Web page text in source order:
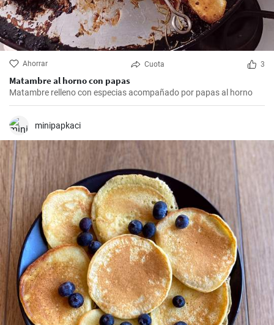
Ahorrar Cuota 3
Matambre al horno con papas
Matambre relleno con especias acompañado por papas al horno
minipapkaci